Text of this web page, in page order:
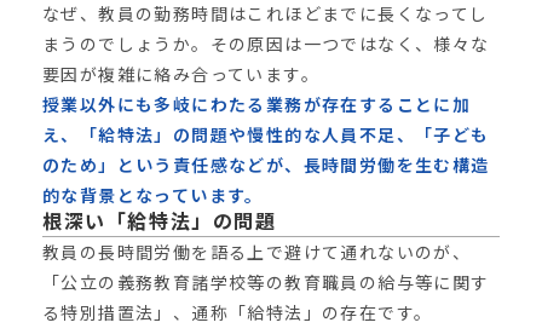
なぜ、教員の勤務時間はこれほどまでに長くなってし
まうのでしょうか。その原因は一つではなく、様々な
要因が複雑に絡み合っています。
授業以外にも多岐にわたる業務が存在することに加
え、「給特法」の問題や慢性的な人員不足、「子ども
のため」という責任感などが、長時間労働を生む構造
的な背景となっています。
根深い「給特法」の問題
教員の長時間労働を語る上で避けて通れないのが、
「公立の義務教育諸学校等の教育職員の給与等に関す
る特別措置法」、通称「給特法」の存在です。